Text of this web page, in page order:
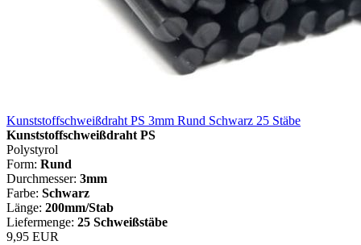
Kunststoffschweißdraht PS 3mm Rund Schwarz 25 Stäbe
Kunststoffschweißdraht PS
Polystyrol
Form: Rund
Durchmesser: 3mm
Farbe: Schwarz
Länge: 200mm/Stab
Liefermenge: 25 Schweißstäbe
9,95 EUR